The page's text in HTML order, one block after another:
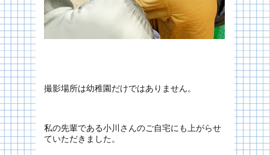
撮影場所は幼稚園だけではありません。
私の先輩である小川さんのご自宅にも上がらせ
ていただきました。